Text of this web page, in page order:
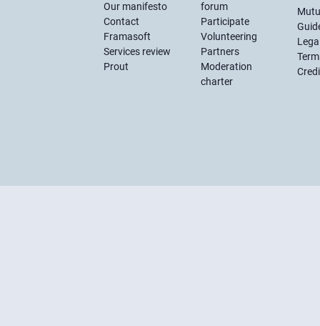
Our manifesto
Contact
Framasoft
Services review
Prout
forum
Participate
Volunteering
Partners
Moderation
charter